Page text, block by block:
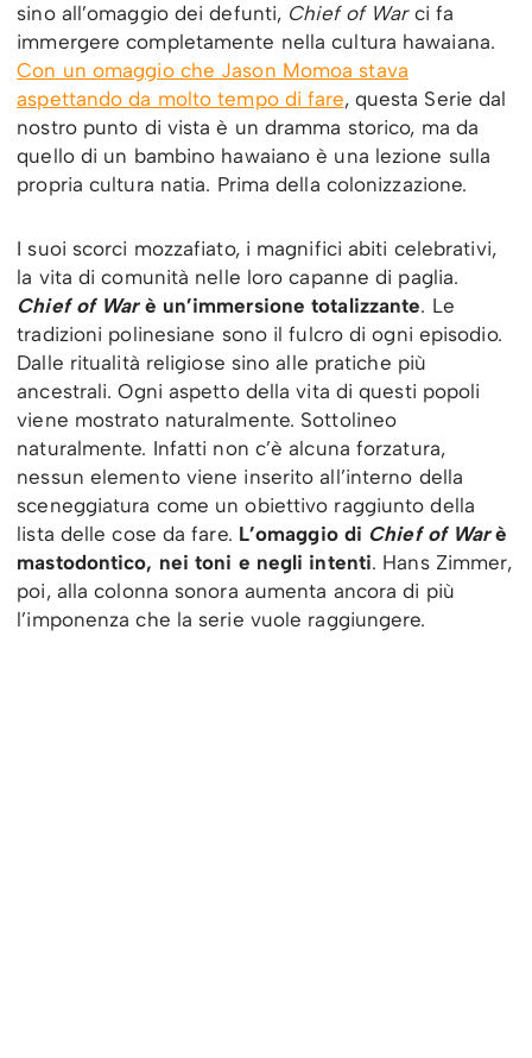
sino all’omaggio dei defunti, Chief of Warci fa
immergere completamente nella cultura hawaiana.
Con un omaggio che Jason Momoa stava
aspettando da molto tempo di fare, questa Serie dal
nostro punto di vista è un dramma storico, ma da
quello di un bambino hawaiano è una lezione sulla
propria cultura natia. Prima della colonizzazione.
I suoi scorci mozzafiato, i magnifici abiti celebrativi,
la vita di comunità nelle loro capanne di paglia.
Chief of War è un’immersione totalizzante. Le
tradizioni polinesiane sono il fulcro di ogni episodio.
Dalle ritualità religiose sino alle pratiche più
ancestrali. Ogni aspetto della vita di questi popoli
viene mostrato naturalmente. Sottolineo
naturalmente. Infatti non c’è alcuna forzatura,
nessun elemento viene inserito all’interno della
sceneggiatura come un obiettivo raggiunto della
lista delle cose da fare. L’omaggio di Chief of Warè
mastodontico, nei toni e negli intenti. Hans Zimmer,
poi, alla colonna sonora aumenta ancora di più
l’imponenza che la serie vuole raggiungere.